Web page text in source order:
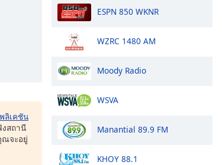
ลิเคชัน
สถานี
ณจะอยู่
ESPN 850 WKNR
WZRC 1480 AM
Moody Radio
WSVA
Manantial 89.9 FM
KHOY 88.1